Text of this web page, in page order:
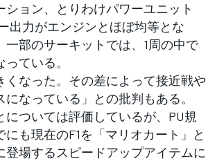
ョン、とりわけパワーユニット
出力がエンジンとほぼ均等とな
部のサーキットでは、1周の中で
ている。
なった。その差によって接近戦や
なっている」との批判もある。
ついては評価しているが、PU規
も現在のF1を「マリオカート」と
場するスピードアップアイテムに